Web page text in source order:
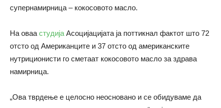
супернамирница – кокосовото масло.
На оваа студија Асоцијацијата ја поттикнал фактот што 72
отсто од Американците и 37 отсто од американските
нутриционисти го сметаат кокосовото масло за здрава
намирница.
„Ова тврдење е целосно неосновано и се обидуваме да